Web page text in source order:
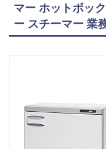
マー ホットボッ
ー スチーマー 業